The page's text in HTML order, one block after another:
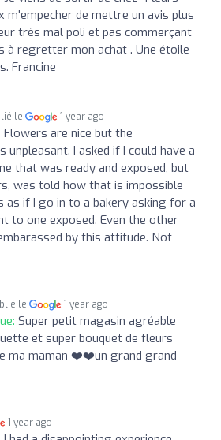
m'empecher de mettre un avis plus
très mal poli et pas commerçant
à regretter mon achat . Une étoile
Francine
le 1 year ago
Flowers are nice but the
unpleasant. I asked if I could have a
that was ready and exposed, but
was told how that is impossible
as if I go in to a bakery asking for a
to one exposed. Even the other
by this attitude. Not
le 1 year ago
Super petit magasin agréable
et super bouquet de fleurs
ma maman ❤️❤️un grand grand
1 year ago